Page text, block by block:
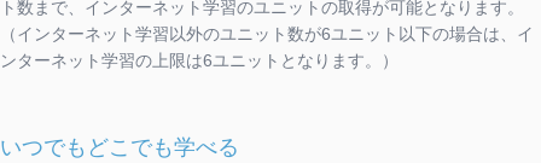
ト数まで、インターネット学習のユニットの取得が可能となります。
（インターネット学習以外のユニット数が6ユニット以下の場合は、イ
ンターネット学習の上限は6ユニットとなります。）
いつでもどこでも学べる